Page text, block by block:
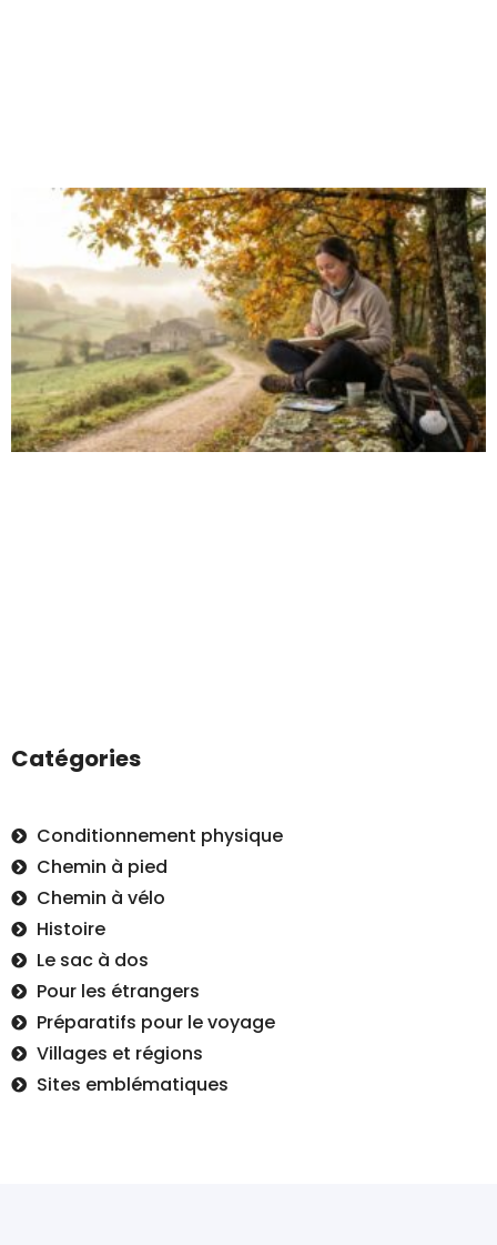
Catégories
Conditionnement physique
Chemin à pied
Chemin à vélo
Histoire
Le sac à dos
Pour les étrangers
Préparatifs pour le voyage
Villages et régions
Sites emblématiques